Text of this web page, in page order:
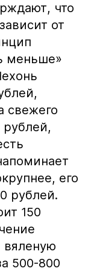
что
от
меньше»
свежего
рублей,
его
рублей.
150
500-800